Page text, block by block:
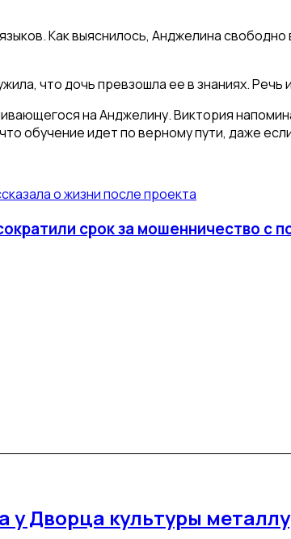
Как выяснилось, Анджелина
что дочь превзошла ее в знаниях.
на Анджелину. Виктория
обучение идет по верному пути, даже
о жизни после проекта
срок за мошенничество с
у Дворца культуры